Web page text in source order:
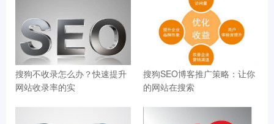
搜狗不收录怎么办？快速提升
网站收录率的实
搜狗SEO博客推广策略：让你
的网站在搜索